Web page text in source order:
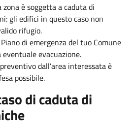
è soggetta a caduta di
gli edifici in questo caso non
rifugio.
di emergenza del tuo Comune
evacuazione.
dall’area interessata è
possibile.
di caduta di